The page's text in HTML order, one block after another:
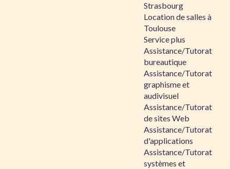
Strasbourg
Location de salles à
Toulouse
Service plus
Assistance/Tutorat
bureautique
Assistance/Tutorat
graphisme et
audivisuel
Assistance/Tutorat
de sites Web
Assistance/Tutorat
d'applications
Assistance/Tutorat
systèmes et